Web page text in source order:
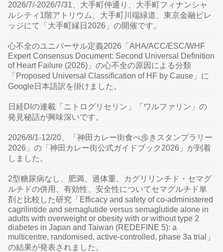
2026/7/-2026/7/31、大手町仲通り、大手町フィナンシャ
ルシティ1階アトリウム、大手町川端緑道、東京金融ビレ
ッジにて「大手町縁日2026」の開催です。
心不全のユニバーサル定義2026「AHA/ACC/ESC/WHF
Expert Consensus Document: Second Universal Definition
of Heart Failure (2026)」の心不全の原因による分類
「Proposed Universal Classification of HF by Cause」に
Google日本語訳を掛けました。
日経DIの連載「ニトログリセリン」「ワルファリン」の
発見秘話が興味深いです。
2026/8/1-12/20、「神田カレー街食べ歩きスタンプラリー
2026」の「神田カレー街公式ガイドブック2026」が到着
しました。
2型糖尿病なし、肥満、過体重、カグリリンチド・セマグ
ルチドの併用、有効性、安全性についてセマグルチド単
剤と比較した研究「Efficacy and safety of co-administered
cagrilintide and semaglutide versus semaglutide alone in
adults with overweight or obesity with or without type 2
diabetes in Japan and Taiwan (REDEFINE 5): a
multicentre, randomised, active-controlled, phase 3a trial」
の結果が発表されました。